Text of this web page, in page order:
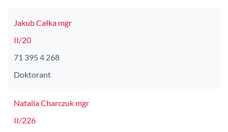
Jakub Całka mgr
II/20
71 395 4 268
Doktorant
Natalia Charczuk mgr
II/226